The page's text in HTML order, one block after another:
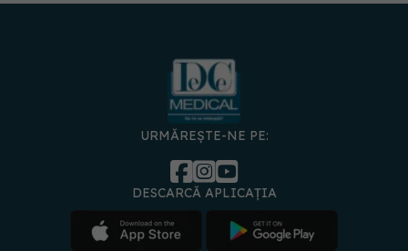
URMĂREȘTE-NE PE:
DESCARCĂ APLICAȚIA